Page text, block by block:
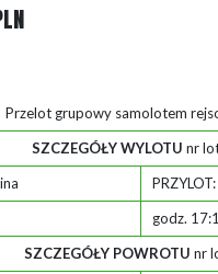
Przelot grupowy samolotem
SZCZEGÓŁY WYLOTU nr
godz.
SZCZEGÓŁY POWROTU nr